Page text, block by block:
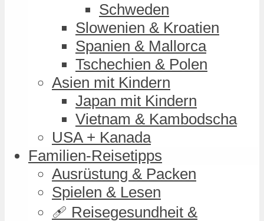
Schweden
Slowenien & Kroatien
Spanien & Mallorca
Tschechien & Polen
Asien mit Kindern
Japan mit Kindern
Vietnam & Kambodscha
USA + Kanada
Familien-Reisetipps
Ausrüstung & Packen
Spielen & Lesen
🩹 Reisegesundheit &